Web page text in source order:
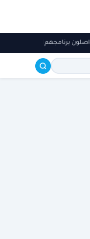
برنامجهم الإعدادي في